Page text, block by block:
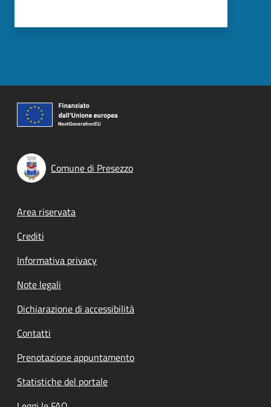
Comune di Presezzo
Footer menu
Area riservata
Crediti
Informativa privacy
Note legali
Dichiarazione di accessibilità
Contatti
Prenotazione appuntamento
Statistiche del portale